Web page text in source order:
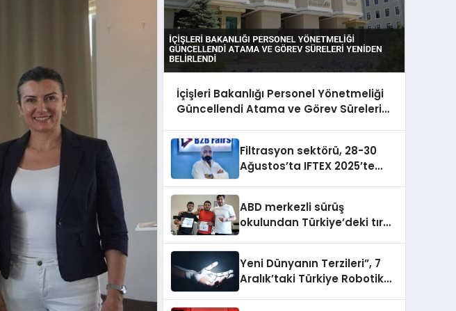
İçişleri Bakanlığı Personel Yönetmeliği
Güncellendi Atama ve Görev Süreleri
Filtrasyon sektörü, 28-30
Ağustos’ta IFTEX 2025’te
ABD merkezli sürüş
okulundan Türkiye’deki tır
Yeni Dünyanın Terzileri”, 7
Aralık’taki Türkiye Robotik